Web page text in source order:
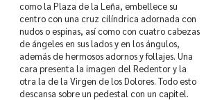
como la Plaza de la Leña, embellece su
centro con una cruz cilíndrica adornada con
nudos o espinas, así como con cuatro cabezas
de ángeles en sus lados y en los ángulos,
además de hermosos adornos y follajes. Una
cara presenta la imagen del Redentor y la
otra la de la Virgen de los Dolores. Todo esto
descansa sobre un pedestal con un capitel.